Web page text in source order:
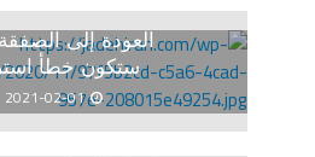
العودة إلى الصفقة
ستكون خطأ
2021-02-01